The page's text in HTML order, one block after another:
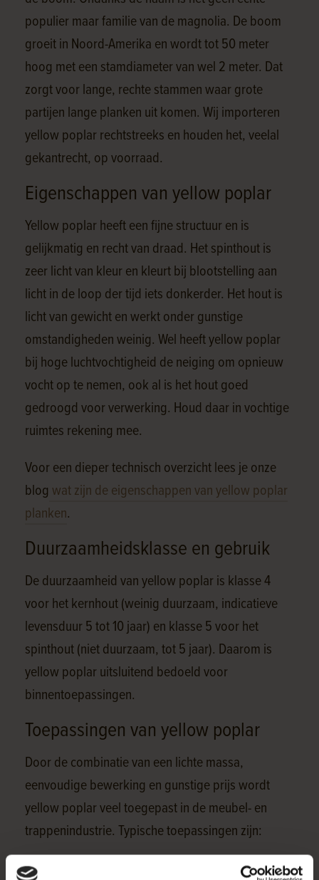
populier maar familie van de magnolia. De boom
groeit in Noord-Amerika en wordt tot 50 meter
hoog met een stamdiameter van wel 2 meter. Dat
zorgt voor lange, rechte stammen waar grote
partijen lange planken uit komen. Wij importeren
yellow poplar rechtstreeks en houden het, veelal
gekantrecht, op voorraad.
Eigenschappen van yellow poplar
Yellow poplar heeft een fijne structuur en is
gelijkmatig en recht van draad. Het spinthout is
zeer licht van kleur en kleurt bij blootstelling aan
licht in de loop der tijd iets donkerder. Het hout is
licht van gewicht en werkt onder gunstige
omstandigheden weinig. Wel heeft yellow poplar
bij hoge luchtvochtigheid de neiging om opnieuw
vocht op te nemen, ook al is het hout goed
gedroogd voor verwerking. Houd daar in vochtige
ruimtes rekening mee.
Voor een dieper technisch overzicht lees je onze
blog wat zijn de eigenschappen van yellow poplar
planken.
Duurzaamheidsklasse en gebruik
De duurzaamheid van yellow poplar is klasse 4
voor het kernhout (weinig duurzaam, indicatieve
levensduur 5 tot 10 jaar) en klasse 5 voor het
spinthout (niet duurzaam, tot 5 jaar). Daarom is
yellow poplar uitsluitend bedoeld voor
binnentoepassingen.
Toepassingen van yellow poplar
Door de combinatie van een lichte massa,
eenvoudige bewerking en gunstige prijs wordt
yellow poplar veel toegepast in de meubel- en
trappenindustrie. Typische toepassingen zijn: